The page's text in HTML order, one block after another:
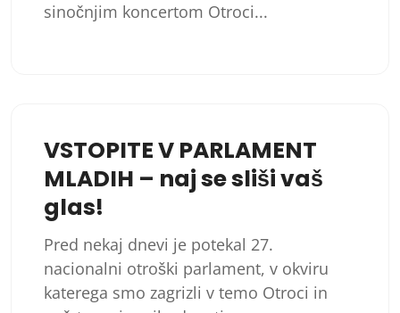
sinočnjim koncertom Otroci...
VSTOPITE V PARLAMENT
MLADIH – naj se sliši vaš
glas!
Pred nekaj dnevi je potekal 27.
nacionalni otroški parlament, v okviru
katerega smo zagrizli v temo Otroci in